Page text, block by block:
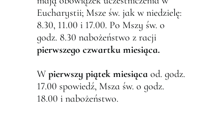
Eucharystii; Msze św. jak w niedzielę:
8.30, 11.00 i 17.00. Po Mszy św. o
godz. 8.30 nabożeństwo z racji
pierwszego czwartku miesiąca.
Wpierwszy piątek miesiąca od. godz.
17.00 spowiedź, Msza św. o godz.
18.00 i nabożeństwo.